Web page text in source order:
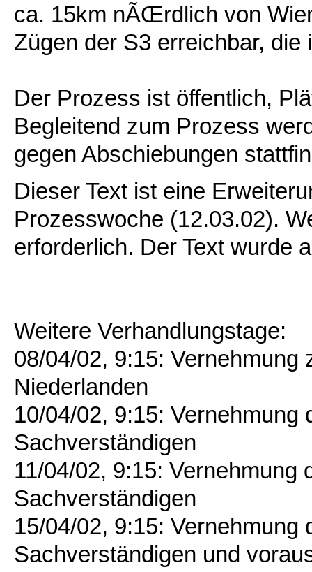
ca. 15km nÃŒrdlich von
Zügen der S3 erreichbar,
Der Prozess ist öffentlich,
Begleitend zum Prozess
gegen Abschiebungen
Dieser Text ist eine
Prozesswoche (12.03.02).
erforderlich. Der Text wurde
Weitere Verhandlungstage:
08/04/02, 9:15:
Niederlanden
10/04/02, 9:15:
Sachverständigen
11/04/02, 9:15: Vernehmung
Sachverständigen
15/04/02, 9:15: Vernehmung
Sachverständigen und